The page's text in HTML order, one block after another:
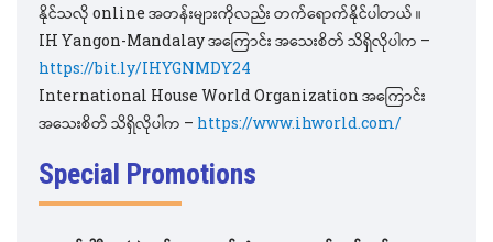
နိုင်သလို online အတန်းများကိုလည်း တက်ရောက်နိုင်ပါတယ် ။
IH Yangon-Mandalay အကြောင်း အသေးစိတ် သိရှိလိုပါက –
https://bit.ly/IHYGNMDY24
International House World Organization အကြောင်း
အသေးစိတ် သိရှိလိုပါက – https://www.ihworld.com/
Special Promotions